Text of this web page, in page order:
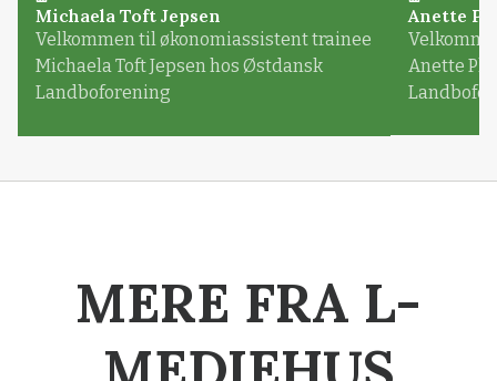
Michaela Toft Jepsen
Velkommen til økonomiassistent trainee
Michaela Toft Jepsen hos Østdansk
Landboforening
Anette
Anette
MERE FRA L-